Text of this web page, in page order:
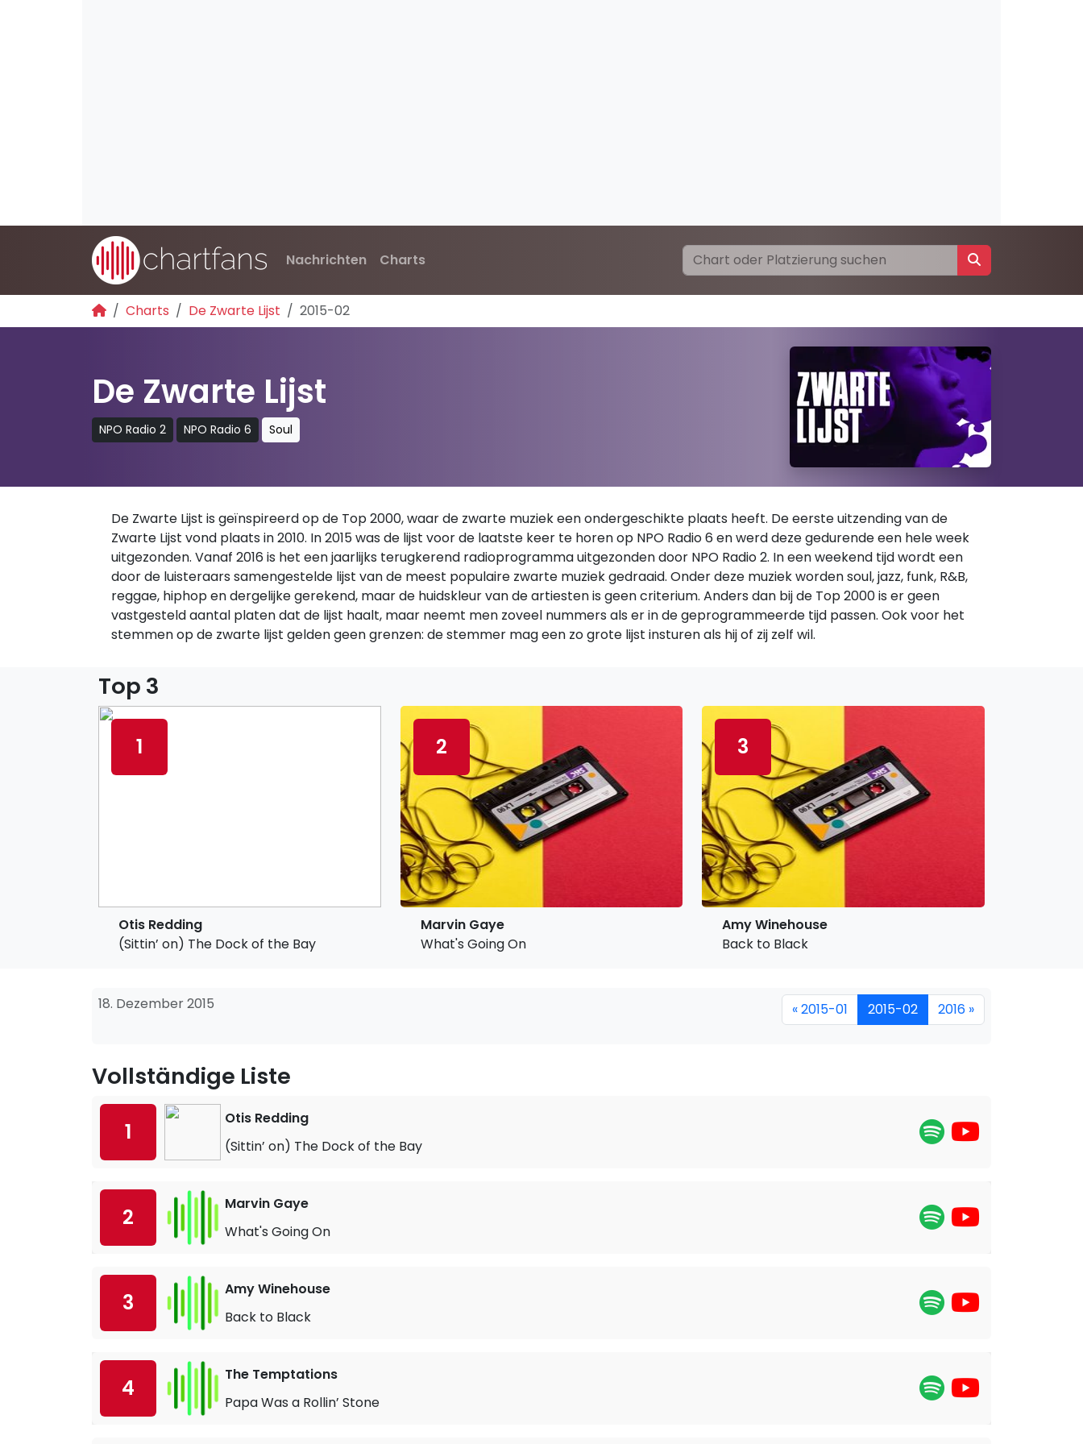
Nachrichten Charts
Charts De Zwarte Lijst 2015-02
De Zwarte Lijst
NPO Radio 2 NPO Radio 6 Soul
De Zwarte Lijst is geïnspireerd op de Top 2000, waar de zwarte muziek een ondergeschikte plaats heeft. De eerste uitzending van de
Zwarte Lijst vond plaats in 2010. In 2015 was de lijst voor de laatste keer te horen op NPO Radio 6 en werd deze gedurende een hele week
uitgezonden. Vanaf 2016 is het een jaarlijks terugkerend radioprogramma uitgezonden door NPO Radio 2. In een weekend tijd wordt een
door de luisteraars samengestelde lijst van de meest populaire zwarte muziek gedraaid. Onder deze muziek worden soul, jazz, funk, R&B,
reggae, hiphop en dergelijke gerekend, maar de huidskleur van de artiesten is geen criterium. Anders dan bij de Top 2000 is er geen
vastgesteld aantal platen dat de lijst haalt, maar neemt men zoveel nummers als er in de geprogrammeerde tijd passen. Ook voor het
stemmen op de zwarte lijst gelden geen grenzen: de stemmer mag een zo grote lijst insturen als hij of zij zelf wil.
Top 3
1
Otis Redding
(Sittin’ on) The Dock of the Bay
2
Marvin Gaye
What's Going On
3
Amy Winehouse
Back to Black
18. Dezember 2015 « 2015-01 2015-02 2016 »
Vollständige Liste
1
Otis Redding
(Sittin’ on) The Dock of the Bay
2
Marvin Gaye
What's Going On
3
Amy Winehouse
Back to Black
4
The Temptations
Papa Was a Rollin’ Stone